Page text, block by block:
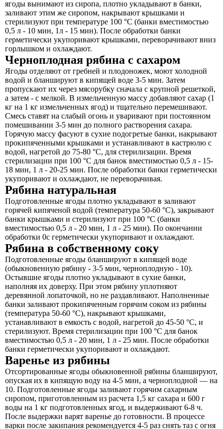
ягоды вынимают из сиропа, плотно укладывают в банки,
заливают этим же сиропом, накрывают крышками и
стерилизуют при температуре 100 °С (банки вместимостью
0,5 л - 10 мин, 1л - 15 мин). После обработки банки
герметически укупоривают крышками, переворачивают вниз
горлышком и охлаждают.
Черноплодная рябина с сахаром
Ягоды отделяют от гребней и плодоножек, моют холодной
водой и бланшируют в кипящей воде 3-5 мин. Затем
пропускают их через мясорубку сначала с крупной решеткой,
а затем - с мелкой. В измельченную массу добавляют сахар (1
кг на 1 кг измельченных ягод) и тщательно перемешивают.
Смесь ставят на слабый огонь и уваривают при постоянном
помешивании 3-5 мин до полного растворения сахара.
Горячую массу фасуют в сухие подогретые банки, накрывают
прокипяченными крышками и устанавливают в кастрюлю с
водой, нагретой до 75-80 °С, для стерилизации. Время
стерилизации при 100 °С для банок вместимостью 0,5 л - 15-
18 мин, 1 л - 20-25 мин. После обработки банки герметически
укупоривают и охлаждают, не переворачивая.
Рябина натуральная
Подготовленные ягоды плотно укладывают в заливают
горячей кипяченой водой (температура 50-60 °С), закрывают
банки крышками и стерилизуют при 100 °С (банки
вместимостью 0,5 л - 20 мин, 1 л - 25 мин). По окончании
обработки 0с герметически укупоривают и охлаждают.
Рябина в собственному соку
Подготовленные ягоды бланшируют в кипящей воде
(обыкновенную рябину - 3-5 мин, черноплодную - 10).
Остывшие ягоды плотно укладывают в сухие банки,
наполняя их доверху. При этом рябину уплотняют
деревянной лопаточкой, но не раздавливают. Наполненные
банки заливают прокипяченным горячим соком из рябины
(температура 50-60 °С), накрывают крышками,
устанавливают в емкость с водой, нагретой до 45-50 °С, и
стерилизуют. Время стерилизации при 100 °С для банок
вместимостью 0,5 л - 20 мин, 1 л - 25 мин. После обработки
банки герметически укупоривают и охлаждают.
Варенье из рябины
Отсортированные ягоды обыкновенной рябины бланшируют,
опуская их в кипящую воду на 4-5 мин, а черноплодной — на
10. Подготовленные ягоды заливают горячим сахарным
сиропом, приготовленным из расчета 1,5 кг сахара и 600 г
воды на 1 кг подготовленных ягод, и выдерживают 6-8 ч.
После выдержки варят варенье до готовности. В процессе
варки после закипания рекомендуется 4-5 раз снять таз с огня